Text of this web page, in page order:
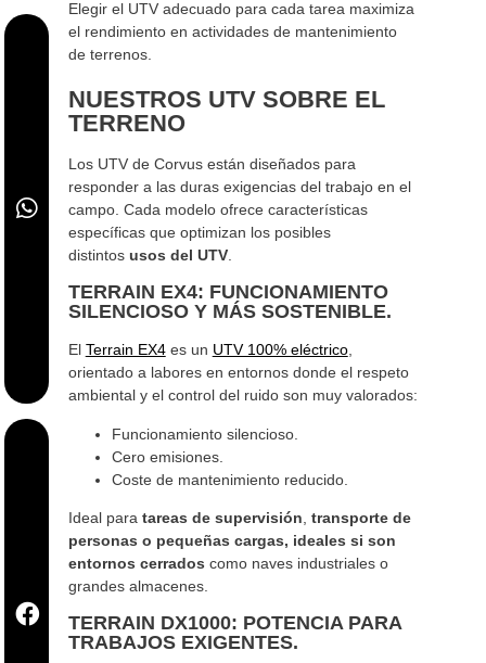
Elegir el UTV adecuado para cada tarea maximiza
el rendimiento en actividades de mantenimiento
de terrenos.
NUESTROS UTV SOBRE EL
TERRENO
Los UTV de Corvus están diseñados para
responder a las duras exigencias del trabajo en el
campo. Cada modelo ofrece características
específicas que optimizan los posibles
distintos usos del UTV.
TERRAIN EX4: FUNCIONAMIENTO
SILENCIOSO Y MÁS SOSTENIBLE.
El Terrain EX4es un UTV 100% eléctrico,
orientado a labores en entornos donde el respeto
ambiental y el control del ruido son muy valorados:
Funcionamiento silencioso.
Cero emisiones.
Coste de mantenimiento reducido.
Ideal para tareas de supervisión transporte de
personas o pequeñas cargas, ideales si son
entornos cerrados como naves industriales o
grandes almacenes.
TERRAIN DX1000: POTENCIA PARA
TRABAJOS EXIGENTES.